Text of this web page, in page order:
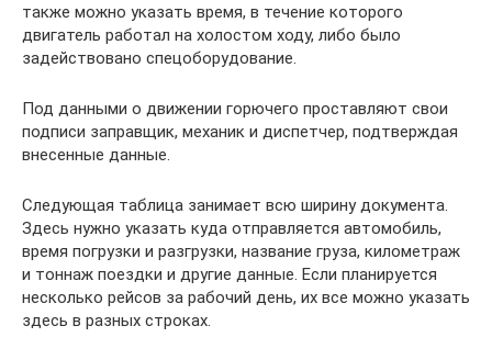
также можно указать время, в течение которого
двигатель работал на холостом ходу, либо было
задействовано спецоборудование.
Под данными о движении горючего проставляют свои
подписи заправщик, механик и диспетчер, подтверждая
внесенные данные.
Следующая таблица занимает всю ширину документа.
Здесь нужно указать куда отправляется автомобиль,
время погрузки и разгрузки, название груза, километраж
и тоннаж поездки и другие данные. Если планируется
несколько рейсов за рабочий день, их все можно указать
здесь в разных строках.